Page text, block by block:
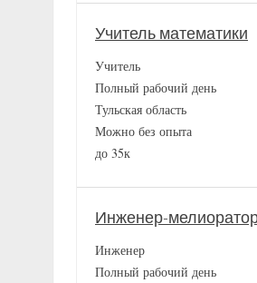
Учитель математики
Учитель
Полный рабочий день
Тульская область
Можно без опыта
до 35к
Инженер-
Инженер
Полный рабочий день